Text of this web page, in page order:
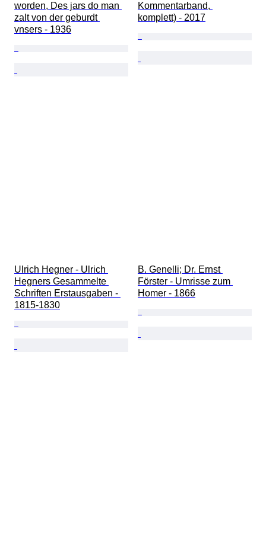
worden, Des jars do man
zalt von der geburdt
vnsers - 1936
Kommentarband,
komplett) - 2017
Ulrich Hegner - Ulrich
Hegners Gesammelte
Schriften Erstausgaben -
1815-1830
B. Genelli; Dr. Ernst
Förster - Umrisse zum
Homer - 1866